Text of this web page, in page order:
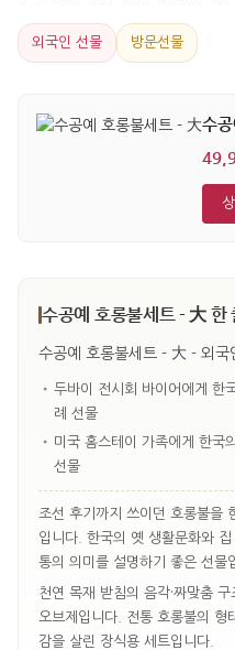
외국인 선물 방문선물
수
수공예 호롱불세트 - 大 한
수공예 호롱불세트 - 大 - 외국
• 두바이 전시회 바이어에게 한
례 선물
• 미국 홈스테이 가족에게 한국
선물
조선 후기까지 쓰이던 호롱불을
입니다. 한국의 옛 생활문화와 집
통의 의미를 설명하기 좋은 선물
천연 목재 받침의 음각·짜맞춤
오브제입니다. 전통 호롱불의 형
감을 살린 장식용 세트입니다.